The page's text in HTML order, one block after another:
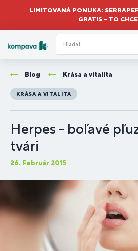
LIMITOVANÁ PONUKA:
GRATIS – TO
Blog Krása a vitalita
KRÁSA A VITALITA
Herpes - boľavé
tvári
26. Február 2015